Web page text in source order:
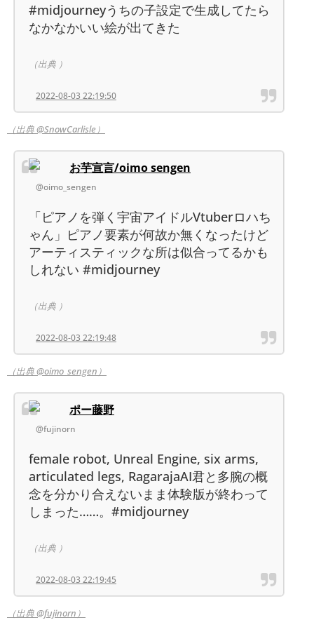
#midjourneyうちの子設定で生成してたら
なかなかいい絵が出てきた
（出典 ）
2022-08-03 22:19:50
（出典 @SnowCarlisle）
お芋宣言/oimo sengen
@oimo_sengen
「ピアノを弾く宇宙アイドルVtuberロハち
ゃん」ピアノ要素が何故か無くなったけど
アーティスティックな所は似合ってるかも
しれない #midjourney
（出典 ）
2022-08-03 22:19:48
（出典 @oimo_sengen）
ポー藤野
@fujinorn
female robot, Unreal Engine, six arms,
articulated legs, RagarajaAI君と多腕の概
念を分かり合えないまま体験版が終わって
しまった……。#midjourney
（出典 ）
2022-08-03 22:19:45
（出典 @fujinorn）